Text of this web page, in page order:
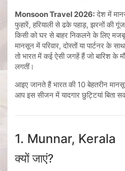
Monsoon Travel 2026:देश में
फुहारें, हरियाली से ढके पहाड़, झरनों की गूंज
किसी को घर से बाहर निकलने के लिए
मानसून में परिवार, दोस्तों या पार्टनर के
तो भारत में कई ऐसी जगहें हैं जो बारिश के
लगतीं।
आइए जानते हैं भारत की 10 बेहतरीन
आप इस सीजन में यादगार छुट्टियां बिता
1. Munnar, Kerala
क्यों जाएं?